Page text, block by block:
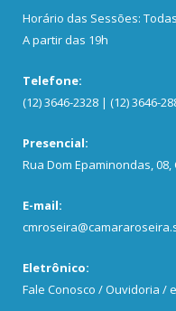
Horário das Sessões:
A partir das 19h
Telefone:
(12) 3646-2328 | (12) 3646-
Presencial:
Rua Dom Epaminondas, 08,
E-mail:
Eletrônico:
Fale Conosco / Ouvidoria /